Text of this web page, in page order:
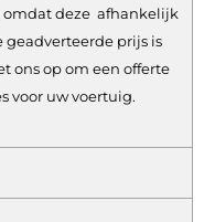
omdat deze afhankelijk
geadverteerde prijs is
ons op om een offerte
voor uw voertuig.